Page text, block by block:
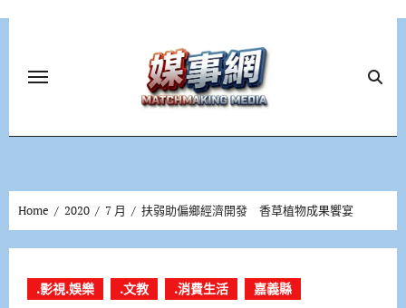
Home 2020 7 月 扶弱助偏鄉經濟開發 香草植物成果饗宴
.影視.娛樂 .文教 .消費生活 嘉義縣